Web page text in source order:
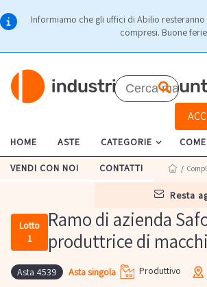
Informiamo che gli uffici di Abilio resteranno
compresi. Buone
HOME ASTE CATEGORIE
VENDI CON NOI CONTATTI
resta
/
Lotto
1
Ramo di azienda
produttrice di
Asta 4539 Asta singola Produttivo